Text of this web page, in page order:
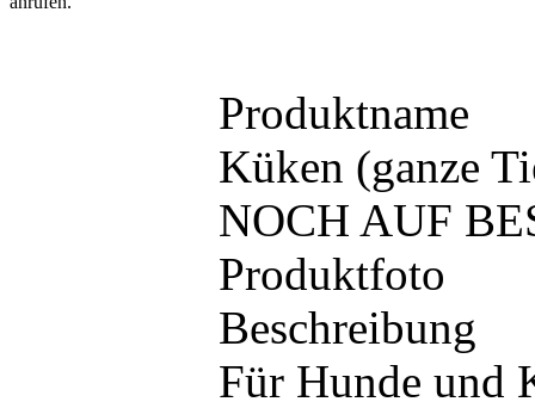
Produktname
Küken (ganze
NOCH AUF
Produktfoto
Beschreibung
Für Hunde und